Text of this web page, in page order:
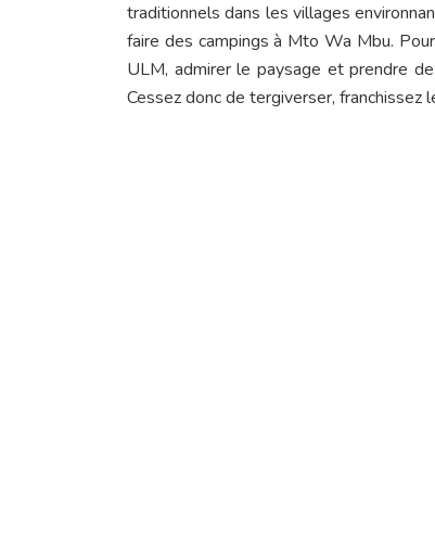
traditionnels dans les villages
faire des campings à Mto Wa Mbu.
ULM, admirer le paysage et prendre
Cessez donc de tergiverser,